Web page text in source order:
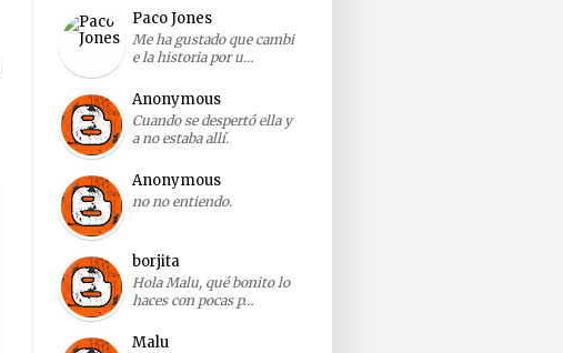
Paco Jones
Me ha gustado que cambi
e la historia por u…
Anonymous
Cuando se despertó ella y
a no estaba allí.
Anonymous
no no entiendo.
borjita
Hola Malu, qué bonito lo
haces con pocas p…
Malu